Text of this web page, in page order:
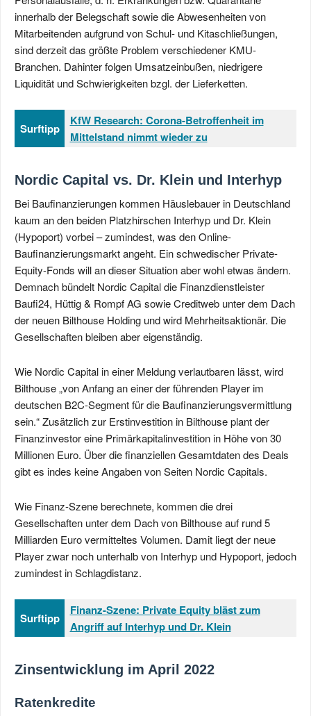
innerhalb der Belegschaft sowie die Abwesenheiten von
Mitarbeitenden aufgrund von Schul- und Kitaschließungen,
sind derzeit das größte Problem verschiedener KMU-
Branchen. Dahinter folgen Umsatzeinbußen, niedrigere
Liquidität und Schwierigkeiten bzgl. der Lieferketten.
Surftipp
KfW Research: Corona-Betroffenheit im
Mittelstand nimmt wieder zu
Nordic Capital vs. Dr. Klein und Interhyp
Bei Baufinanzierungen kommen Häuslebauer in Deutschland
kaum an den beiden Platzhirschen Interhyp und Dr. Klein
(Hypoport) vorbei – zumindest, was den Online-
Baufinanzierungsmarkt angeht. Ein schwedischer Private-
Equity-Fonds will an dieser Situation aber wohl etwas ändern.
Demnach bündelt Nordic Capital die Finanzdienstleister
Baufi24, Hüttig & Rompf AG sowie Creditweb unter dem Dach
der neuen Bilthouse Holding und wird Mehrheitsaktionär. Die
Gesellschaften bleiben aber eigenständig.
Wie Nordic Capital in einer Meldung verlautbaren lässt, wird
Bilthouse „von Anfang an einer der führenden Player im
deutschen B2C-Segment für die Baufinanzierungsvermittlung
sein.“ Zusätzlich zur Erstinvestition in Bilthouse plant der
Finanzinvestor eine Primärkapitalinvestition in Höhe von 30
Millionen Euro. Über die finanziellen Gesamtdaten des Deals
gibt es indes keine Angaben von Seiten Nordic Capitals.
Wie Finanz-Szene berechnete, kommen die drei
Gesellschaften unter dem Dach von Bilthouse auf rund 5
Milliarden Euro vermitteltes Volumen. Damit liegt der neue
Player zwar noch unterhalb von Interhyp und Hypoport, jedoch
zumindest in Schlagdistanz.
Surftipp
Finanz-Szene: Private Equity bläst zum
Angriff auf Interhyp und Dr. Klein
Zinsentwicklung im April 2022
Ratenkredite